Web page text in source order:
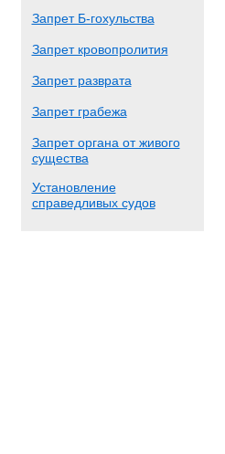
Запрет Б-гохульства
Запрет кровопролития
Запрет разврата
Запрет грабежа
Запрет органа от живого
существа
Установление
справедливых судов